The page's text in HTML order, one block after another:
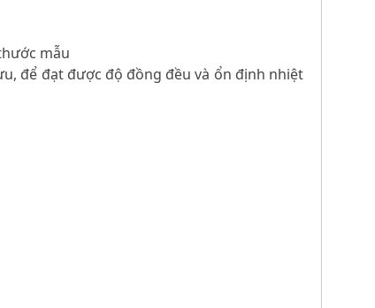
mẫu
để đạt được độ đồng đều và ổn định nhiệt